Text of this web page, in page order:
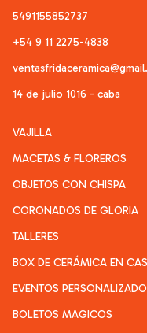
5491155852737
+54 9 11 2275-4838
14 de julio 1016 - caba
VAJILLA
MACETAS & FLOREROS
OBJETOS CON CHISPA
CORONADOS DE GLORIA
TALLERES
BOX DE CERÁMICA EN
EVENTOS
BOLETOS MAGICOS